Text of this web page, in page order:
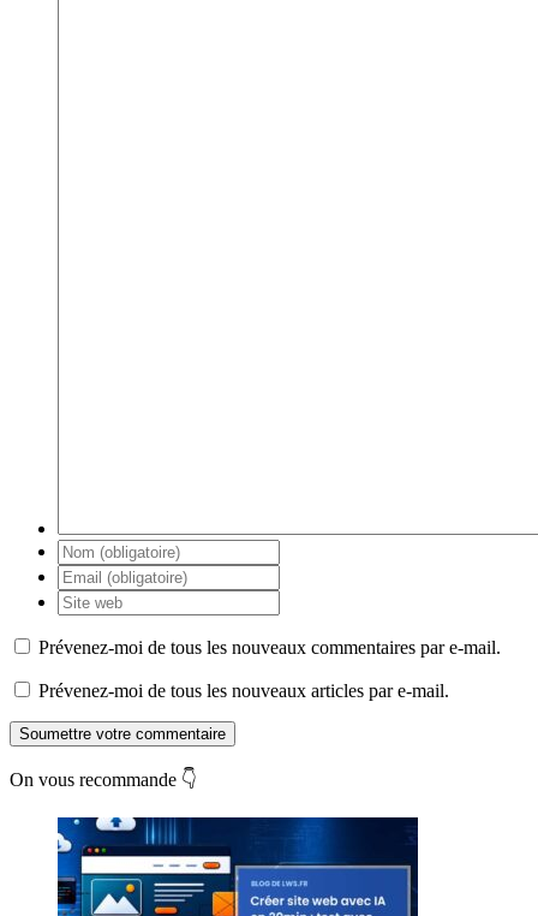
Prévenez-moi de tous les nouveaux commentaires par e-mail.
Prévenez-moi de tous les nouveaux articles par e-mail.
Soumettre votre commentaire
On vous recommande 👇